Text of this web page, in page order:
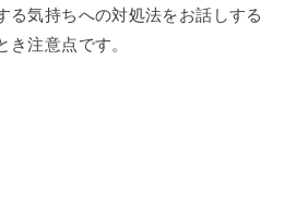
る気持ちへの対処法をお話しする
注意点です。